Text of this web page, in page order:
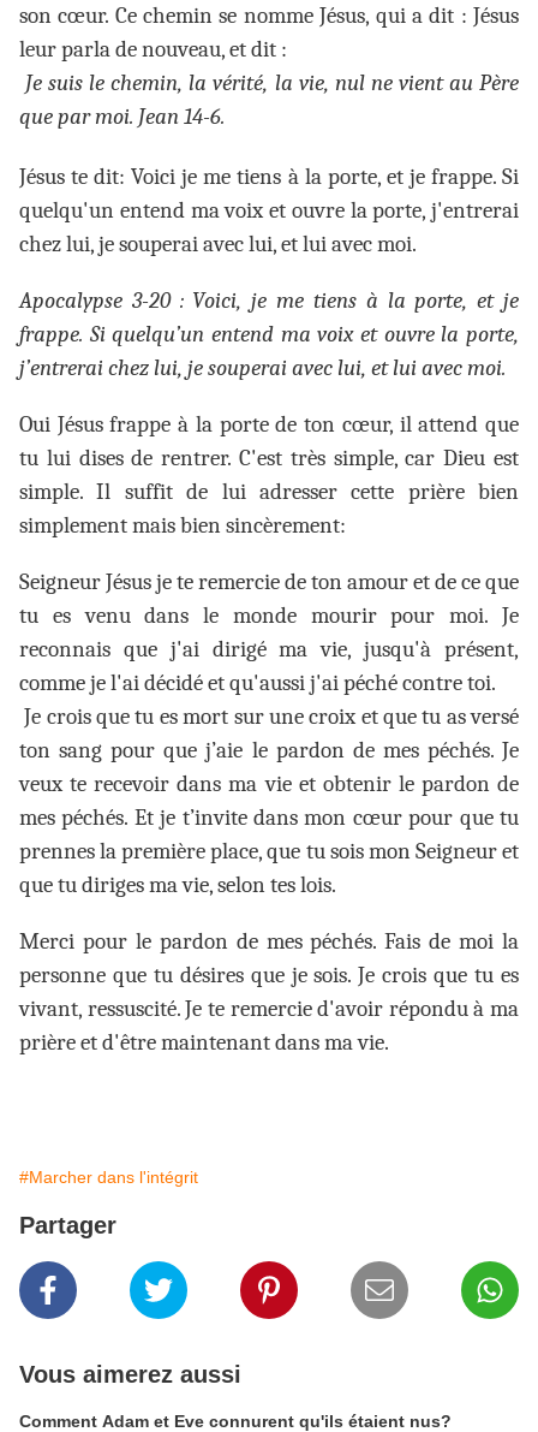
son cœur. Ce chemin se nomme Jésus, qui a dit : Jésus
leur parla de nouveau, et dit :
Je suis le chemin, la vérité, la vie, nul ne vient au Père
que par moi. Jean 14-6.
Jésus te dit: Voici je me tiens à la porte, et je frappe. Si
quelqu'un entend ma voix et ouvre la porte, j'entrerai
chez lui, je souperai avec lui, et lui avec moi.
Apocalypse 3-20 : Voici, je me tiens à la porte, et je
frappe. Si quelqu’un entend ma voix et ouvre la porte,
j’entrerai chez lui, je souperai avec lui, et lui avec moi.
Oui Jésus frappe à la porte de ton cœur, il attend que
tu lui dises de rentrer. C'est très simple, car Dieu est
simple. Il suffit de lui adresser cette prière bien
simplement mais bien sincèrement:
Seigneur Jésus je te remercie de ton amour et de ce que
tu es venu dans le monde mourir pour moi. Je
reconnais que j'ai dirigé ma vie, jusqu'à présent,
comme je l'ai décidé et qu'aussi j'ai péché contre toi.
Je crois que tu es mort sur une croix et que tu as versé
ton sang pour que j’aie le pardon de mes péchés. Je
veux te recevoir dans ma vie et obtenir le pardon de
mes péchés. Et je t’invite dans mon cœur pour que tu
prennes la première place, que tu sois mon Seigneur et
que tu diriges ma vie, selon tes lois.
Merci pour le pardon de mes péchés. Fais de moi la
personne que tu désires que je sois. Je crois que tu es
vivant, ressuscité. Je te remercie d'avoir répondu à ma
prière et d'être maintenant dans ma vie.
#Marcher dans l'intégrit
Partager
Vous aimerez aussi
Comment Adam et Eve connurent qu'ils étaient nus?